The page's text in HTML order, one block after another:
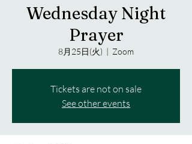
Wednesday Night
Prayer
8月25日(火)
  |
Zoom
Tickets are not on sale
See other events